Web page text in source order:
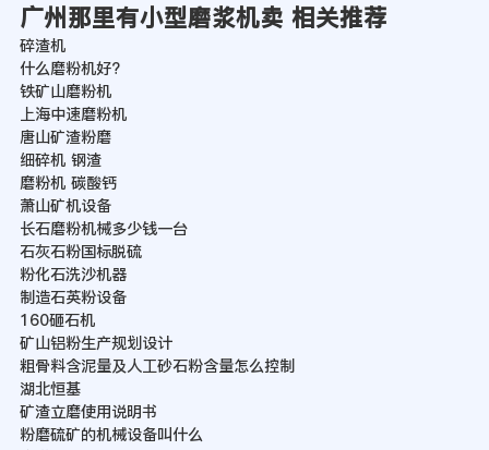
广州那里有小型磨浆机卖 相关推荐
碎渣机
什么磨粉机好?
铁矿山磨粉机
上海中速磨粉机
唐山矿渣粉磨
细碎机 钢渣
磨粉机 碳酸钙
萧山矿机设备
长石磨粉机械多少钱一台
石灰石粉国标脱硫
粉化石洗沙机器
制造石英粉设备
160砸石机
矿山铝粉生产规划设计
粗骨料含泥量及人工砂石粉含量怎么控制
湖北恒基
矿渣立磨使用说明书
粉磨硫矿的机械设备叫什么